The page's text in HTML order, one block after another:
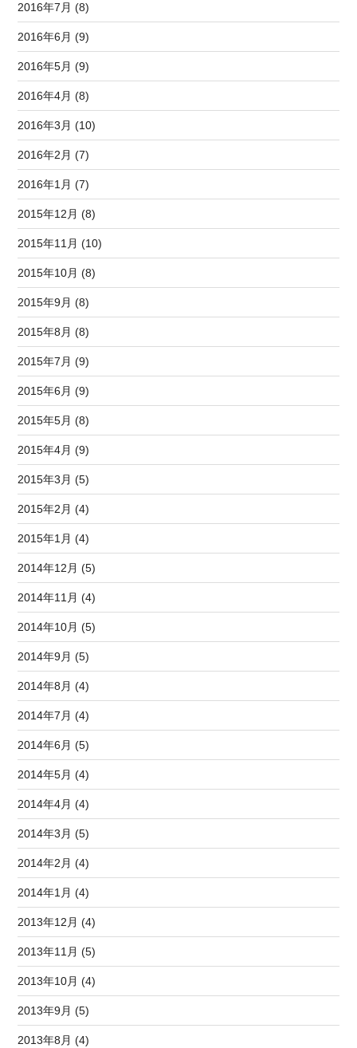
2016年7月 (8)
2016年6月 (9)
2016年5月 (9)
2016年4月 (8)
2016年3月 (10)
2016年2月 (7)
2016年1月 (7)
2015年12月 (8)
2015年11月 (10)
2015年10月 (8)
2015年9月 (8)
2015年8月 (8)
2015年7月 (9)
2015年6月 (9)
2015年5月 (8)
2015年4月 (9)
2015年3月 (5)
2015年2月 (4)
2015年1月 (4)
2014年12月 (5)
2014年11月 (4)
2014年10月 (5)
2014年9月 (5)
2014年8月 (4)
2014年7月 (4)
2014年6月 (5)
2014年5月 (4)
2014年4月 (4)
2014年3月 (5)
2014年2月 (4)
2014年1月 (4)
2013年12月 (4)
2013年11月 (5)
2013年10月 (4)
2013年9月 (5)
2013年8月 (4)